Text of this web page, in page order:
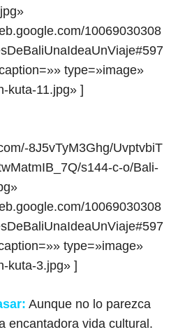
10069030308
type=»image»
kuta-11.jpg» ]
8J5vTyM3Ghg/UvptvbiT
s144-c-o/Bali-
10069030308
type=»image»
kuta-3.jpg» ]
Aunque no lo parezca
encantadora vida cultural.